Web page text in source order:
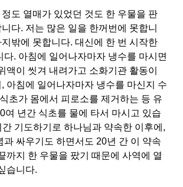
도 열매가 있었던 것도 한 우물을 판
다. 저는 많은 일을 한꺼번에 못합니
밖에 못합니다. 대신에 한 번 시작한
다. 아침에 일어나자마자 냉수를 마시면
액이 씻겨 내려가고 소화기관 활동이
아침에 일어나자마자 냉수를 마신지 수
초가 몸에서 피로소를 제거하는 등 유
여 년간 식초를 물에 타서 마시고 있습
기도하기로 하나님과 약속한 이후에,
과 싸우기도 하면서도 20년 간 이 약속
까지 한 우물을 팠기 때문에 사역에 열
습니다.